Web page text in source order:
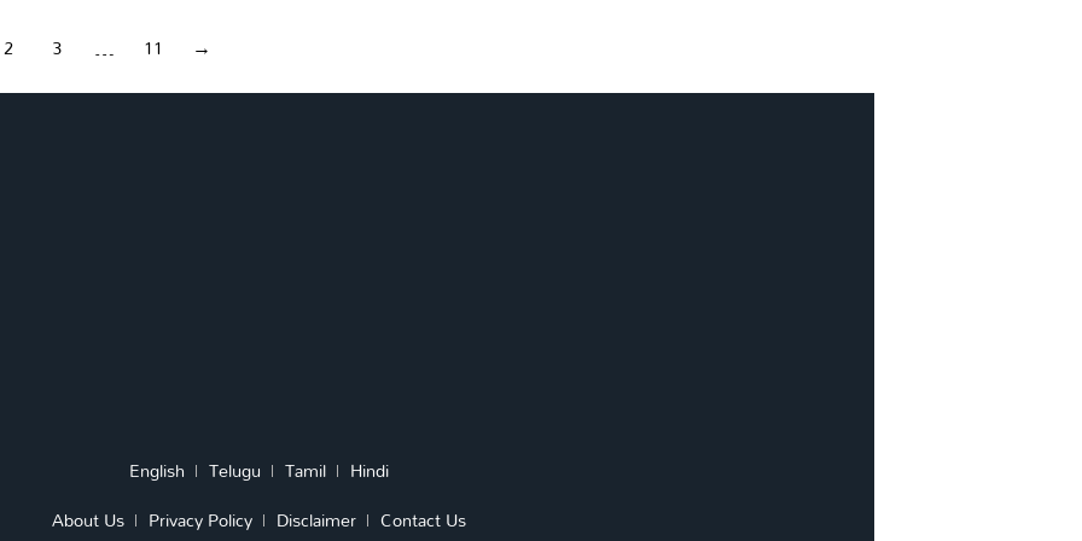
2 3 … 11 →
English Telugu Tamil
Hindi
About Us
Privacy Policy Disclaimer Contact Us